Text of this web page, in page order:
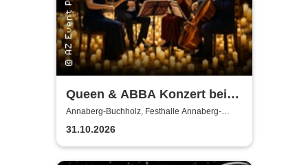
Queen & ABBA Konzert bei
Kerzenschein
Annaberg-Buchholz, Festhalle Annaberg-
Buchholz
31.10.2026